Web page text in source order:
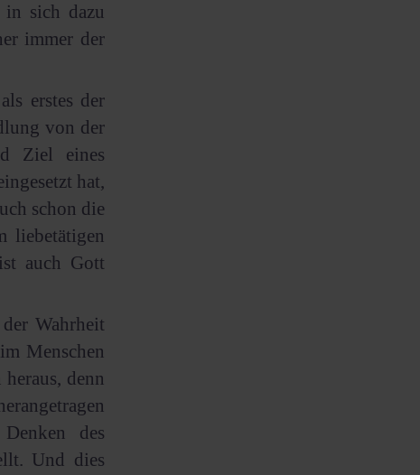
in sich dazu
immer der
erstes der
von der
Ziel eines
hat,
schon die
liebetätigen
auch Gott
Wahrheit
Menschen
denn
des
Und dies